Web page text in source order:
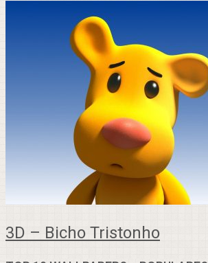
3D – Bicho Tristonho